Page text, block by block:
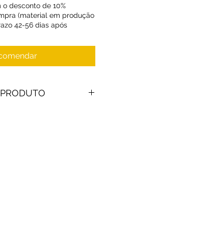
desconto de 10%
(material em produção
42-56 dias após
o suor do corpo para